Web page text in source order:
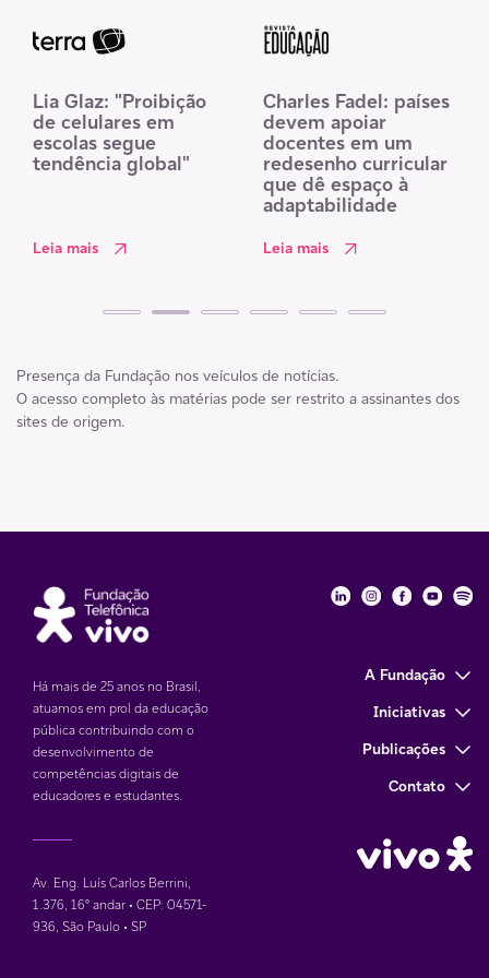
Lia Glaz: "Proibição
de celulares em
escolas segue
tendência global"
Leia mais
Charles Fadel: países
devem apoiar
docentes em um
redesenho curricular
que dê espaço à
adaptabilidade
Leia mais
Presença da Fundação nos veículos de notícias.
O acesso completo às matérias pode ser restrito a assinantes dos
sites de origem.
Há mais de 25 anos no Brasil,
atuamos em prol da educação
pública contribuindo com o
desenvolvimento de
competências digitais de
educadores e estudantes.
Av. Eng. Luís Carlos Berrini,
1.376 16° andar • CEP: 04571-
936 São Paulo • SP
Fundação
Fundação
A Fundação
Iniciativas
Publicações
Contato